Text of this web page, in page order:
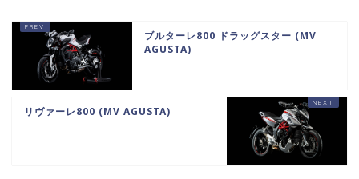
ブルターレ800 ドラッグスター (MV
AGUSTA)
リヴァーレ800 (MV AGUSTA)